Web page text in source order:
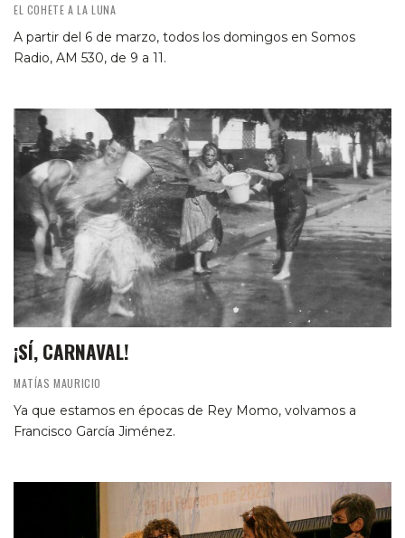
EL COHETE A LA LUNA
A partir del 6 de marzo, todos los domingos en Somos
Radio, AM 530, de 9 a 11.
¡SÍ, CARNAVAL!
MATÍAS MAURICIO
Ya que estamos en épocas de Rey Momo, volvamos a
Francisco García Jiménez.